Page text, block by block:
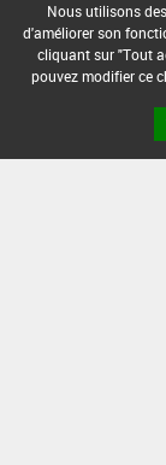
[15105915]
0,2 kg/ha
Nous utilisons
d'améliorer son
cliquant sur "Tout
pouvez modifier ce